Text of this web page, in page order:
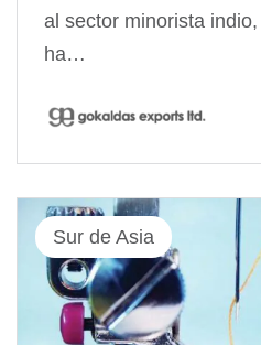
al sector minorista
ha…
Sur de Asia